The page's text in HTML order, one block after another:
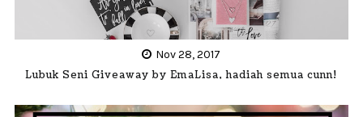
Nov 28, 2017
Lubuk Seni Giveaway by EmaLisa, hadiah semua cunn!